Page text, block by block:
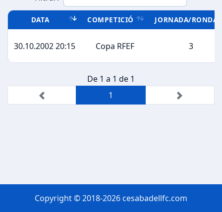
DATA COMPETICIÓ JORNADA/RONDA
30.10.2002 20:15 Copa RFEF 3
De 1 a 1 de 1
1
Copyright © 2018-2026 cesabadellfc.com